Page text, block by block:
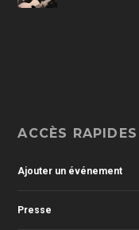
ACCÈS RAPIDES
Ajouter un événement
Presse